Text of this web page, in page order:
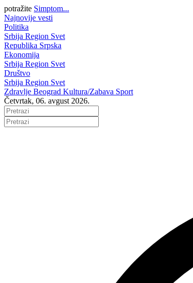
potražite Simptom...
Najnovije vesti
Politika
Srbija Region Svet
Republika Srpska
Ekonomija
Srbija Region Svet
Društvo
Srbija Region Svet
Zdravlje Beograd Kultura/Zabava Sport
Četvrtak, 06. avgust 2026.